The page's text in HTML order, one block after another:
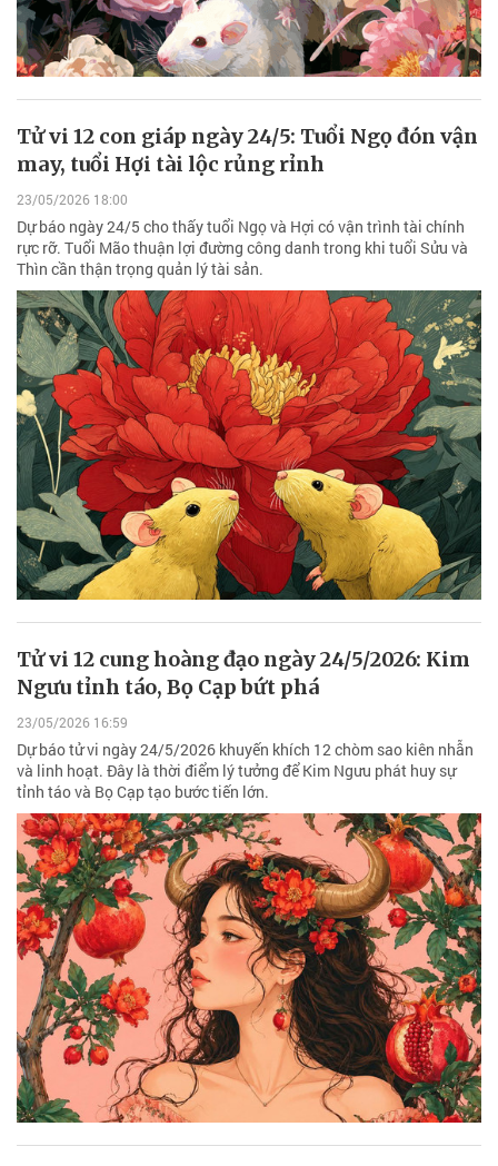
Tử vi 12 con giáp ngày 24/5: Tuổi Ngọ đón vận
may, tuổi Hợi tài lộc rủng rỉnh
23/05/2026 18:00
Dự báo ngày 24/5 cho thấy tuổi Ngọ và Hợi có vận trình tài chính
rực rỡ. Tuổi Mão thuận lợi đường công danh trong khi tuổi Sửu và
Thìn cần thận trọng quản lý tài sản.
Tử vi 12 cung hoàng đạo ngày 24/5/2026: Kim
Ngưu tỉnh táo, Bọ Cạp bứt phá
23/05/2026 16:59
Dự báo tử vi ngày 24/5/2026 khuyến khích 12 chòm sao kiên nhẫn
và linh hoạt. Đây là thời điểm lý tưởng để Kim Ngưu phát huy sự
tỉnh táo và Bọ Cạp tạo bước tiến lớn.